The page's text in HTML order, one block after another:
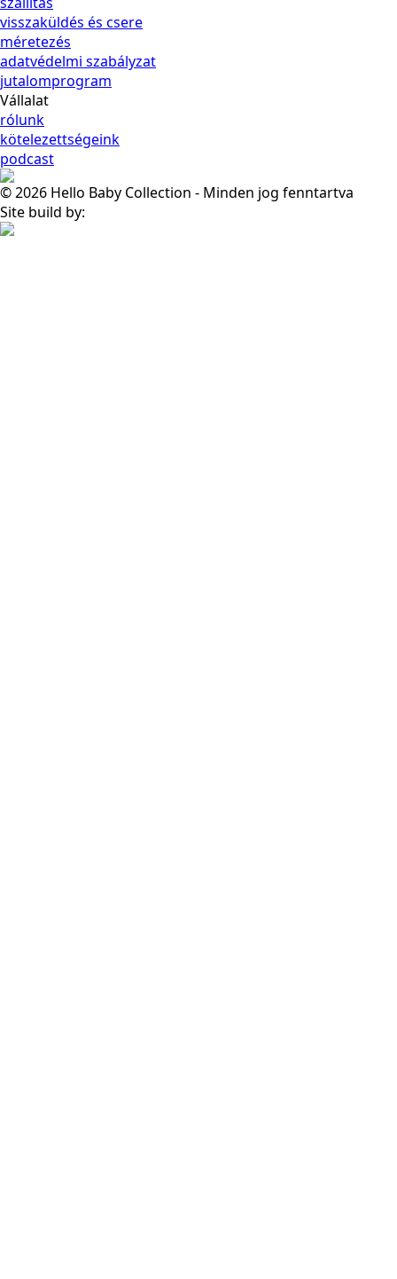
visszaküldés és csere
méretezés
adatvédelmi szabályzat
jutalomprogram
Vállalat
rólunk
kötelezettségeink
podcast
© 2026 Hello Baby Collection - Minden jog fenntartva
Site build by: